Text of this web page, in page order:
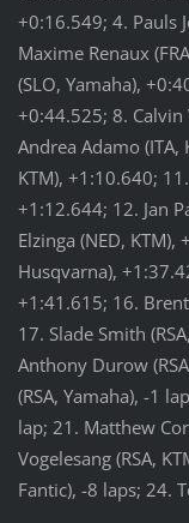
+0:16.549; 4. Pauls
Maxime Renaux
(SLO, Yamaha),
+0:44.525; 8. Calvin
Andrea Adamo (ITA,
KTM), +1:10.640;
+1:12.644; 12. Jan
Elzinga (NED,
Husqvarna),
+1:41.615; 16.
17. Slade Smith
Anthony Durow
(RSA, Yamaha), -1
lap; 21. Matthew
Vogelesang (RSA,
Fantic), -8 laps; 24.